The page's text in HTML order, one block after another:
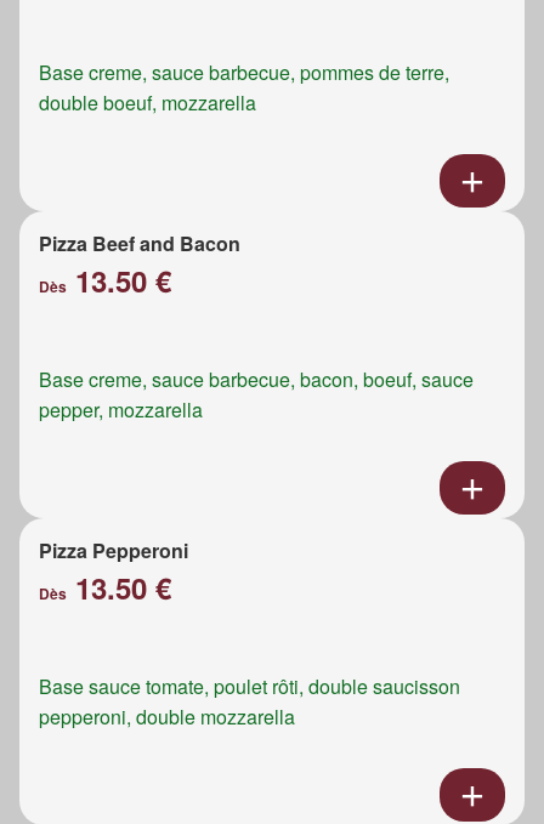
Base creme, sauce barbecue, pommes de terre,
double boeuf, mozzarella
Pizza Beef and Bacon
Dès 13.50 €
Base creme, sauce barbecue, bacon, boeuf, sauce
pepper, mozzarella
Pizza Pepperoni
Dès 13.50 €
Base sauce tomate, poulet rôti, double saucisson
pepperoni, double mozzarella